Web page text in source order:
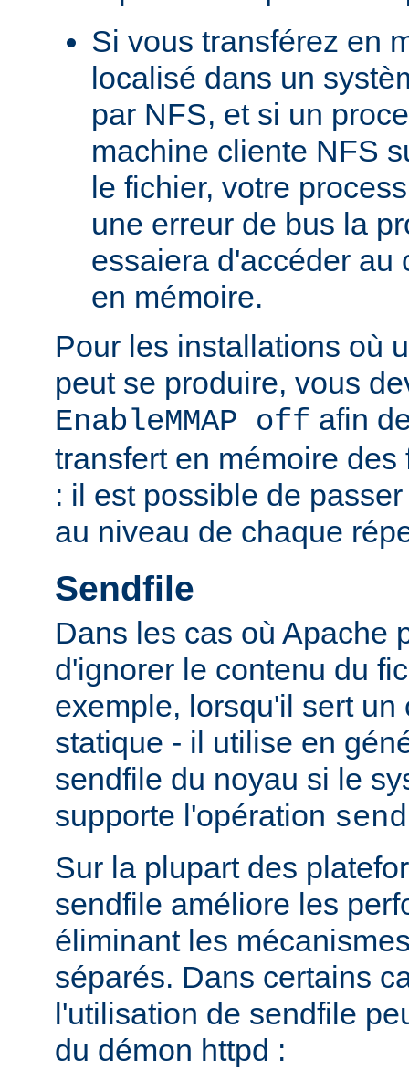
Si vous transférez en
localisé dans un
par NFS, et si un
machine cliente NFS
le fichier, votre
une erreur de bus la
essaiera d'accéder au
en mémoire.
Pour les installations où
peut se produire, vous
EnableMMAP off afin
transfert en mémoire
: il est possible de
au niveau de chaque
Sendfile
Dans les cas où Apache
d'ignorer le contenu du
exemple, lorsqu'il sert un
statique - il utilise en
sendfile du noyau si le
supporte l'opération
Sur la plupart des
sendfile améliore les
éliminant les
séparés. Dans certains
l'utilisation de sendfile
du démon httpd :